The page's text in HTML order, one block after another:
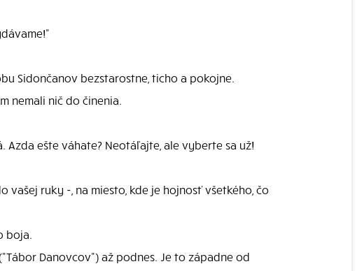
Sidončanov bezstarostne, ticho a pokojne.
nemali nič do činenia.
ešte váhate? Neotáľajte, ale vyberte sa už!
ruky -, na miesto, kde je hojnosť všetkého, čo
boja.
Danovcov") až podnes. Je to západne od